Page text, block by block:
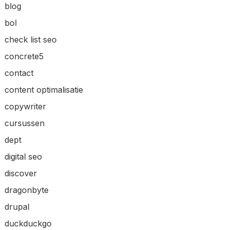
blog
bol
check list seo
concrete5
contact
content optimalisatie
copywriter
cursussen
dept
digital seo
discover
dragonbyte
drupal
duckduckgo